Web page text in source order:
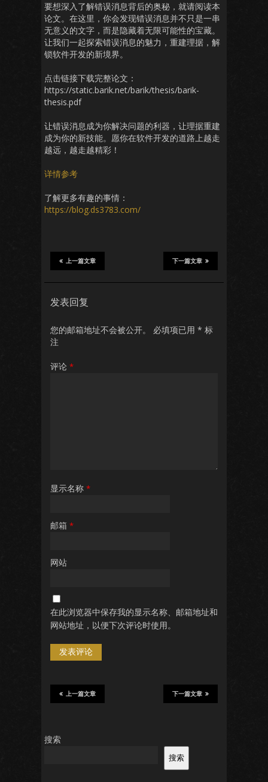
要想深入了解错误消息背后的奥秘，就请阅读本
论文。在这里，你会发现错误消息并不只是一串
无意义的文字，而是隐藏着无限可能性的宝藏。
让我们一起探索错误消息的魅力，重建理据，解
锁软件开发的新境界。
点击链接下载完整论文：
https://static.barik.net/barik/thesis/barik-
thesis.pdf
让错误消息成为你解决问题的利器，让理据重建
成为你的新技能。愿你在软件开发的道路上越走
越远，越走越精彩！
详情参考
了解更多有趣的事情：
https://blog.ds3783.com/
下一篇文章
上一篇文章
发表回复
您的邮箱地址不会被公开。 必填项已用 * 标
注
评论 *
显示名称 *
邮箱 *
网站
在此浏览器中保存我的显示名称、邮箱地址和
网站地址，以便下次评论时使用。
下一篇文章
上一篇文章
搜索
搜索